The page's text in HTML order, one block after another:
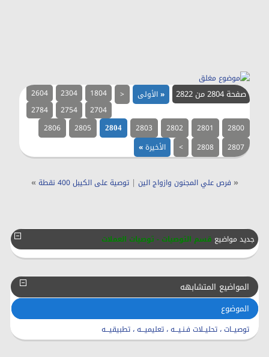
صفحة 2804 من 2822 «الأولى <
1804
2304
2604
2704
2754
2784
2800
2801
2802
2803
2804
2805
2806
2807
2808
> الأخيرة»
« فرص علي المجنون وازواج الين |توصية على الكيبل 400 نقطة »
جديد مواضيع قسم التوصيات - توصيات العملات
المواضيع المتشابهه
الموضوع
توصيــات ، تحليــلات فـنـيـــه ، تعليميـــه ، تطبيقيـــه